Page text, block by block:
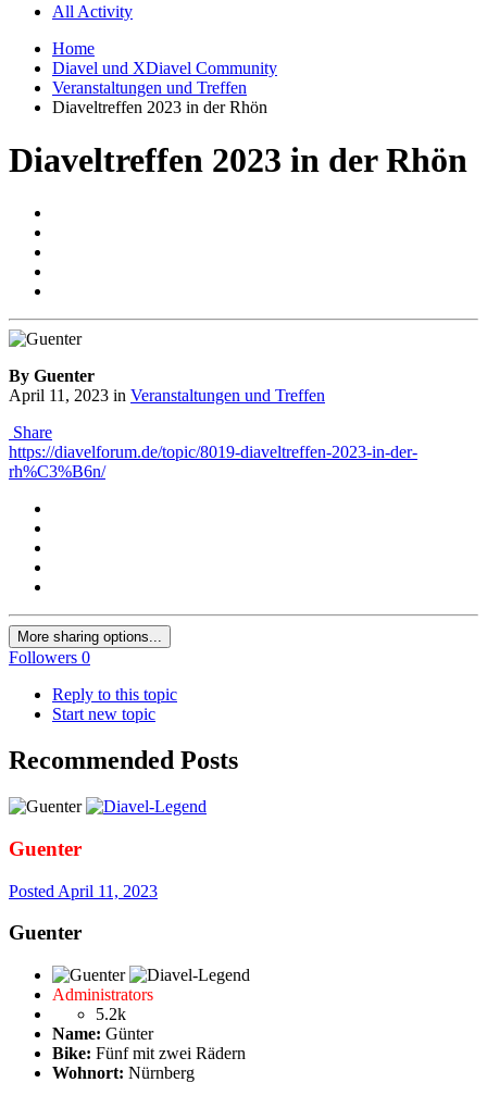
All Activity
Home
Diavel und XDiavel Community
Veranstaltungen und Treffen
Diaveltreffen 2023 in der Rhön
Diaveltreffen 2023 in der Rhön
By Guenter
April 11, 2023 in Veranstaltungen und Treffen
Share
https://diavelforum.de/topic/8019-diaveltreffen-2023-in-der-
rh%C3%B6n/
More sharing options...
Followers 0
Reply to this topic
Start new topic
Recommended Posts
Guenter
Posted April 11, 2023
Guenter
Administrators
5.2k
Name: Günter
Bike: Fünf mit zwei Rädern
Wohnort: Nürnberg